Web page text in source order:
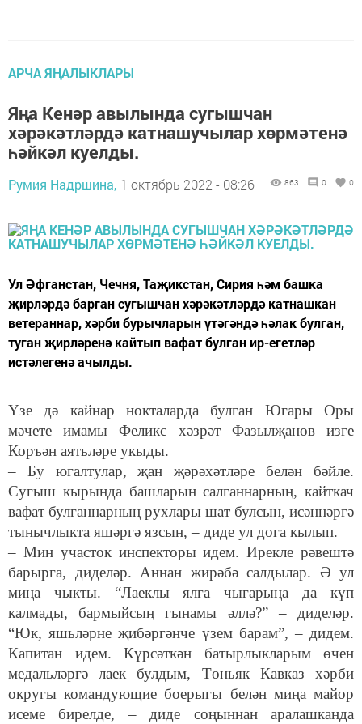
АРЧА ЯҢАЛЫКЛАРЫ
Яңа Кенәр авылында сугышчан
хәрәкәтләрдә катнашучылар хөрмәтенә
һәйкәл куелды.
Румия Надршина, 1 октябрь 2022 - 08:26 863 0 0
Ул Әфганстан, Чечня, Таҗикстан, Сирия һәм башка
җирләрдә барган сугышчан хәрәкәтләрдә катнашкан
ветераннар, хәрби бурычларын үтәгәндә һәлак булган,
туган җирләренә кайтып вафат булган ир-егетләр
истәлегенә ачылды.
Үзе дә кайнар нокталарда булган Югары Оры
мәчете имамы Феликс хәзрәт Фазылҗанов изге
Коръән аятьләре укыды.
– Бу югалтулар, җан җәрәхәтләре белән бәйле.
Сугыш кырында башларын салганнарның, кайткач
вафат булганнарның рухлары шат булсын, исәннәргә
тынычлыкта яшәргә язсын, – диде ул дога кылып.
– Мин участок инспекторы идем. Ирекле рәвештә
барырга, диделәр. Аннан жирәбә салдылар. Ә ул
миңа чыкты. “Лаеклы ялга чыгарыңа да күп
калмады, бармыйсың гынамы әллә?” – диделәр.
“Юк, яшьләрне җибәргәнче үзем барам”, – дидем.
Капитан идем. Күрсәткән батырлыкларым өчен
медальләргә лаек булдым, Төньяк Кавказ хәрби
округы командующие боерыгы белән миңа майор
исеме бирелде, – диде соңыннан аралашканда